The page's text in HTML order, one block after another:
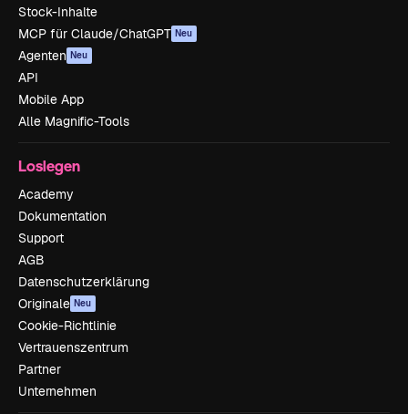
Stock-Inhalte
MCP für Claude/ChatGPT Neu
Agenten Neu
API
Mobile App
Alle Magnific-Tools
Loslegen
Academy
Dokumentation
Support
AGB
Datenschutzerklärung
Originale Neu
Cookie-Richtlinie
Vertrauenszentrum
Partner
Unternehmen